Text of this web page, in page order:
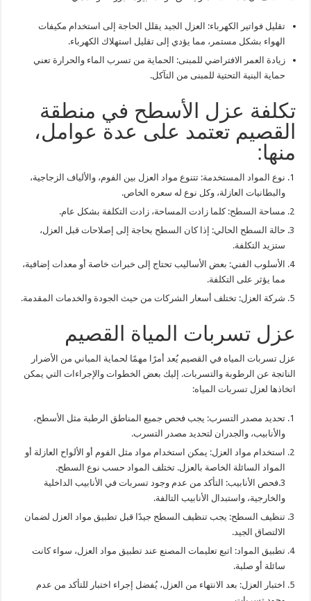
تقليل فواتير الكهرباء: العزل الجيد يقلل الحاجة إلى استخدام مكيفات
الهواء بشكل مستمر، مما يؤدي إلى تقليل استهلاك الكهرباء.
زيادة العمر الافتراضي للمبنى: الحماية من تسرب الماء والحرارة تعني
حماية البنية التحتية للمبنى من التآكل.
تكلفة عزل الأسطح في منطقة
القصيم تعتمد على عدة عوامل،
منها:
نوع المواد المستخدمة: تتنوع مواد العزل بين الفوم، والألياف الزجاجية،
والبطانيات العازلة، وكل نوع له سعره الخاص.
مساحة السطح: كلما زادت المساحة، زادت التكلفة بشكل عام.
حالة السطح الحالي: إذا كان السطح بحاجة إلى إصلاحات قبل العزل،
ستزيد التكلفة.
الأسلوب الفني: بعض الأساليب تحتاج إلى خبرات خاصة أو معدات إضافية،
مما يؤثر على التكلفة.
شركة العزل: تختلف أسعار الشركات من حيث الجودة والخدمات المقدمة.
عزل تسربات المياة القصيم
عزل تسربات المياه في القصيم يُعد أمرًا مهمًا لحماية المباني من الأضرار
الناتجة عن الرطوبة والتسربات. إليك بعض الخطوات والإجراءات التي يمكن
اتخاذها لعزل تسربات المياه:
تحديد مصدر التسرب: يجب فحص جميع المناطق الرطبة مثل الأسطح،
والأنابيب، والجدران لتحديد مصدر التسرب.
استخدام مواد العزل: يمكن استخدام مواد مثل الفوم أو الألواح العازلة أو
المواد السائلة الخاصة بالعزل. تختلف المواد حسب نوع السطح.
3.فحص الأنابيب: التأكد من عدم وجود تسربات في الأنابيب الداخلية
والخارجية، واستبدال الأنابيب التالفة.
تنظيف السطح: يجب تنظيف السطح جيدًا قبل تطبيق مواد العزل لضمان
الالتصاق الجيد.
تطبيق المواد: اتبع تعليمات المصنع عند تطبيق مواد العزل، سواء كانت
سائلة أو صلبة.
اختبار العزل: بعد الانتهاء من العزل، يُفضل إجراء اختبار للتأكد من عدم